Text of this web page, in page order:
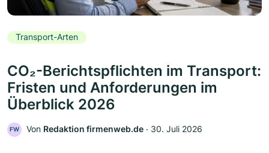
Transport-Arten
CO₂-Berichtspflichten im Transport:
Fristen und Anforderungen im
Überblick 2026
FW Von Redaktion firmenweb.de ‧ 30. Juli 2026